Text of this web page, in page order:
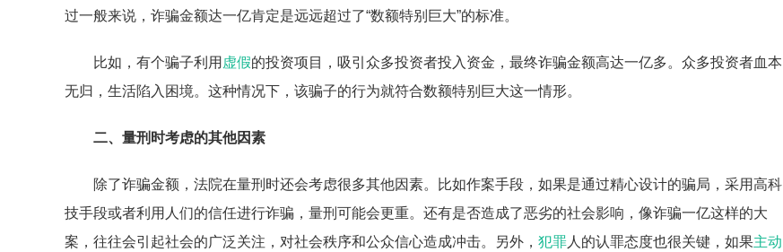
过一般来说，诈骗金额达一亿肯定是远远超过了“数额特别巨大”的标准。
比如，有个骗子利用 虚假的投资项目，吸引众多投资者投入资金，最终诈骗金额高达一亿多。众多投资者血本
无归，生活陷入困境。这种情况下，该骗子的行为就符合数额特别巨大这一情形。
二、量刑时考虑的其他因素
除了诈骗金额，法院在量刑时还会考虑很多其他因素。比如作案手段，如果是通过精心设计的骗局，采用高科
技手段或者利用人们的信任进行诈骗，量刑可能会更重。还有是否造成了恶劣的社会影响，像诈骗一亿这样的大
案，往往会引起社会的广泛关注，对社会秩序和公众信心造成冲击。另外， 犯罪 人的认罪态度也很关键，如果主动